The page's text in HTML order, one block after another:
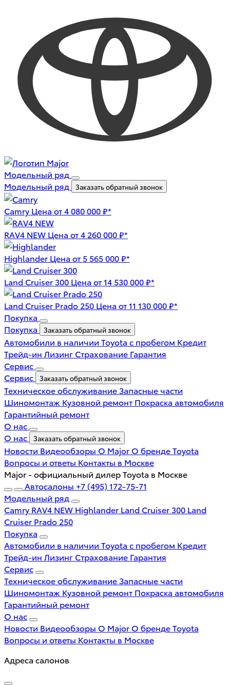
Модельный ряд
Модельный ряд
Заказать обратный звонок
Camry Цена от 4 080 000 ₽*
RAV4 NEW Цена от 4 260 000 ₽*
Highlander Цена от 5 565 000 ₽*
Land Cruiser 300 Цена от 14 530 000 ₽*
Land Cruiser Prado 250 Цена от 11 130 000 ₽*
Покупка
Покупка
Заказать обратный звонок
Автомобили в наличии Toyota с пробегом Кредит
Трейд-ин Лизинг Страхование Гарантия
Сервис
Сервис
Заказать обратный звонок
Техническое обслуживаниеЗапасные части
Шиномонтаж Кузовной ремонт Покраска автомобиля
Гарантийный ремонт
О нас
О нас
Заказать обратный звонок
Новости Видеообзоры О Major О бренде Toyota
Вопросы и ответы Контакты в Москве
Major - официальный дилер Toyota в Москве
Автосалоны +7 (495) 172-75-71
Модельный ряд
Camry RAV4 NEW Highlander Land Cruiser 300 Land
Cruiser Prado 250
Покупка
Автомобили в наличии Toyota с пробегом Кредит
Трейд-ин Лизинг Страхование Гарантия
Сервис
Техническое обслуживаниеЗапасные части
Шиномонтаж Кузовной ремонт Покраска автомобиля
Гарантийный ремонт
О нас
Новости Видеообзоры О Major О бренде Toyota
Вопросы и ответы Контакты в Москве
Адреса салонов